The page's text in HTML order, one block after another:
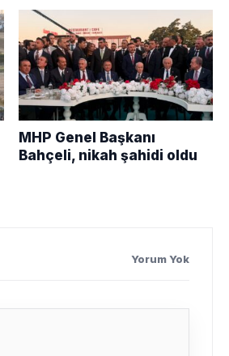
MHP Genel Başkanı
Bahçeli, nikah şahidi oldu
Yorum Yok